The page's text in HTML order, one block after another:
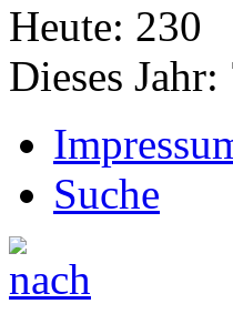
Heute: 230
Dieses Jahr:
Suche